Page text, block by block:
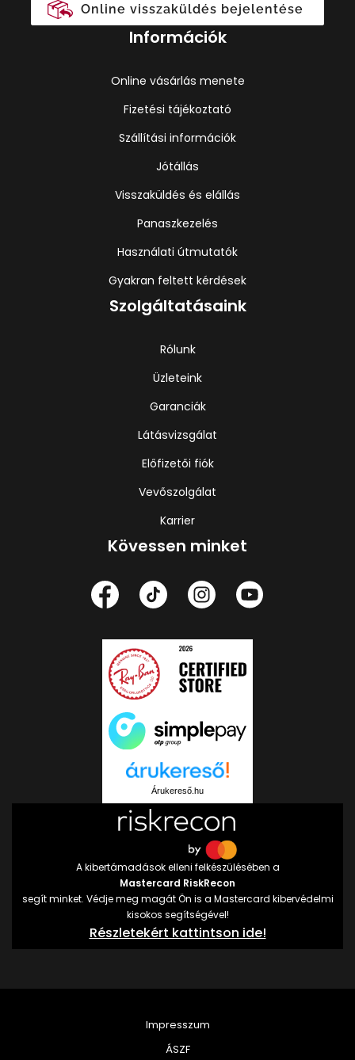
Online visszaküldés bejelentése
Információk
Online vásárlás menete
Fizetési tájékoztató
Szállítási információk
Jótállás
Visszaküldés és elállás
Panaszkezelés
Használati útmutatók
Gyakran feltett kérdések
Szolgáltatásaink
Rólunk
Üzleteink
Garanciák
Látásvizsgálat
Előfizetői fiók
Vevőszolgálat
Karrier
Kövessen minket
Árukereső.hu
A kibertámadások elleni felkészülésében a
Mastercard RiskRecon
segít minket. Védje meg magát Ön is a Mastercard kibervédelmi
kisokos segítségével!
Részletekért kattintson ide!
Impresszum
ÁSZF